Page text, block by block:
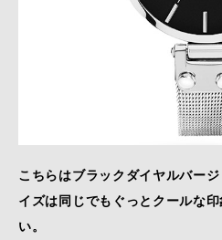
こちらはブラックダイヤルバー
イズは同じでもぐっとクールな
い。